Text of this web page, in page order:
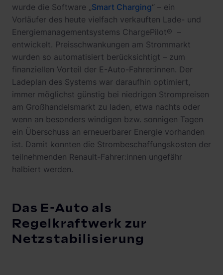
wurde die Software „Smart Charging“ – ein
Vorläufer des heute vielfach verkauften Lade- und
Energiemanagementsystems ChargePilot® –
entwickelt. Preisschwankungen am Strommarkt
wurden so automatisiert berücksichtigt – zum
finanziellen Vorteil der E-Auto-Fahrer:innen. Der
Ladeplan des Systems war daraufhin optimiert,
immer möglichst günstig bei niedrigen Strompreisen
am Großhandelsmarkt zu laden, etwa nachts oder
wenn an besonders windigen bzw. sonnigen Tagen
ein Überschuss an erneuerbarer Energie vorhanden
ist. Damit konnten die Strombeschaffungskosten der
teilnehmenden Renault-Fahrer:innen ungefähr
halbiert werden.
Das E-Auto als
Regelkraftwerk zur
Netzstabilisierung